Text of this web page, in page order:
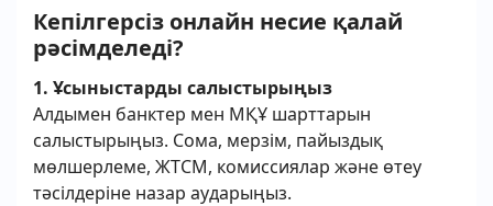
Кепілгерсіз онлайн несие қалай
рәсімделеді?
1. Ұсыныстарды салыстырыңыз
Алдымен банктер мен МҚҰ шарттарын
салыстырыңыз. Сома, мерзім, пайыздық
мөлшерлеме, ЖТСМ, комиссиялар және өтеу
тәсілдеріне назар аударыңыз.